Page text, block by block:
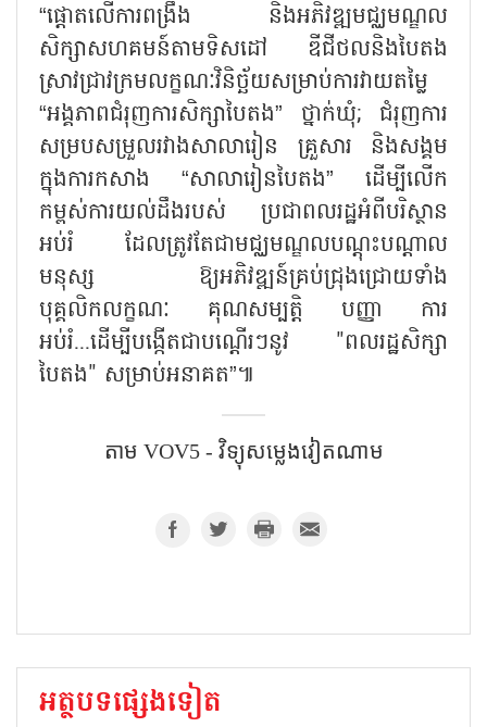
“ផ្តោតលើការពង្រឹង និងអភិវឌ្ឍមជ្ឈមណ្ឌល
សិក្សាសហគមន៍តាមទិសដៅ ឌីជីថលនិងបៃតង
ស្រាវជ្រាវក្រមលក្ខណៈវិនិច្ឆ័យសម្រាប់ការវាយតម្លៃ
“អង្គភាពជំរុញការសិក្សាបៃតង” ថ្នាក់ឃុំ; ជំរុញការ
សម្របសម្រួលរវាងសាលារៀន គ្រួសារ និងសង្គម
ក្នុងការកសាង “សាលារៀនបៃតង” ដើម្បីលើក
កម្ពស់ការយល់ដឹងរបស់ ប្រជាពលរដ្ឋអំពីបរិស្ថាន
អប់រំ ដែលត្រូវតែជាមជ្ឈមណ្ឌលបណ្តុះបណ្តាល
មនុស្ស ឱ្យអភិវឌ្ឍន៍គ្រប់ជ្រុងជ្រោយទាំង
បុគ្គលិកលក្ខណៈ គុណសម្បត្ដិ បញ្ញា ការ
អប់រំ...ដើម្បីបង្កើតជាបណ្ដើរៗនូវ "ពលរដ្ឋសិក្សា
បៃតង" សម្រាប់អនាគត”៕
តាម​ VOV5 - វិទ្យុសម្លេងវៀតណាម
អត្ថបទផ្សេងទៀត